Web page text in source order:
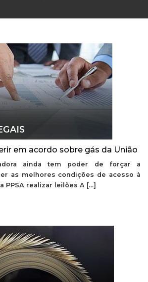
em acordo sobre gás da União
ainda tem poder de forçar a
as melhores condições de acesso à
PPSA realizar leilões A […]